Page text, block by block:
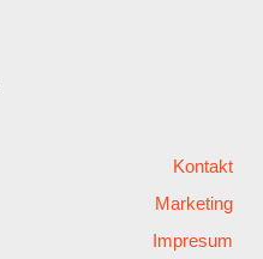
Kontakt
Marketing
Impresum